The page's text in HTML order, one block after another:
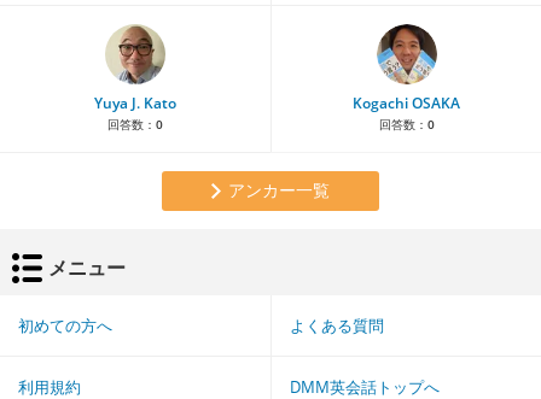
Yuya J. Kato
回答数： 0
Kogachi OSAKA
回答数： 0
アンカー一覧
メニュー
初めての方へ よくある質問
利用規約 DMM英会話トップへ